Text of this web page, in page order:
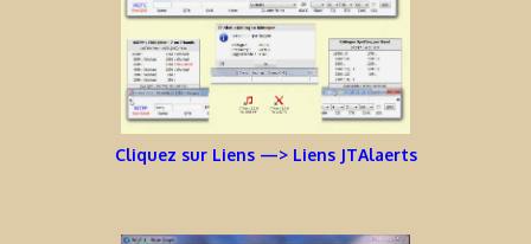
Cliquez sur Liens —> Liens JTAlaerts